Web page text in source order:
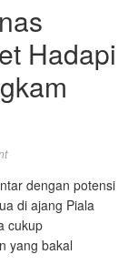
Hadapi
dengan potensi
di ajang Piala
cukup
yang bakal